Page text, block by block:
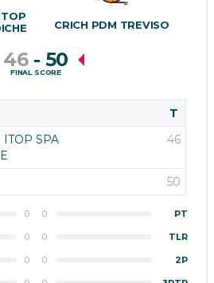
CRICH PDM TREVISO
46 - 50
FINAL SCORE
T
ITOP SPA
46
50
0
0
0
0 PT
0 TLR
0 2P